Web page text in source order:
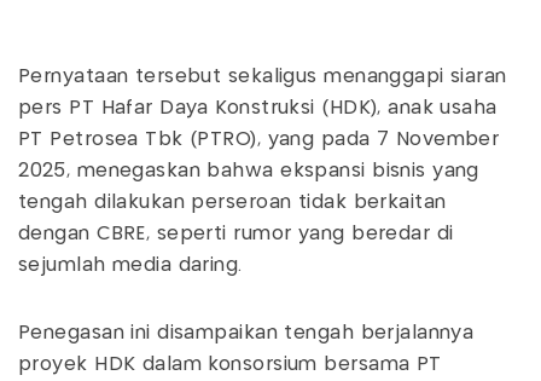
Pernyataan tersebut sekaligus menanggapi siaran
pers PT Hafar Daya Konstruksi (HDK), anak usaha
PT Petrosea Tbk (PTRO), yang pada 7 November
2025, menegaskan bahwa ekspansi bisnis yang
tengah dilakukan perseroan tidak berkaitan
dengan CBRE, seperti rumor yang beredar di
sejumlah media daring.
Penegasan ini disampaikan tengah berjalannya
proyek HDK dalam konsorsium bersama PT